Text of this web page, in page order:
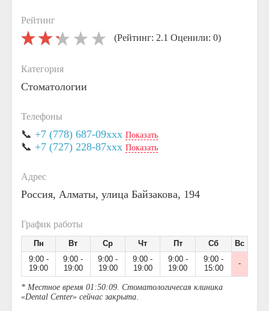
Рейтинг
(Рейтинг: 2.1 Оценили: 0)
Категория
Стоматологии
Телефоны
📞 +7 (778) 687-09xxx Показать
📞 +7 (727) 228-87xxx Показать
Адрес
Россия, Алматы, улица Байзакова, 194
График работы
Пн Вт Ср Чт Пт Сб
Вс
9:00 -
19:00
9:00 -
19:00
9:00 -
19:00
9:00 -
19:00
9:00 -
19:00
9:00 -
15:00
-
* Местное время 01:50:09. Стоматологичесая клиника
«Dental Center» сейчас закрыта.